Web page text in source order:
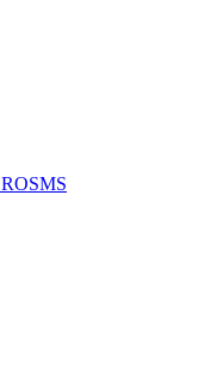
ROSMS